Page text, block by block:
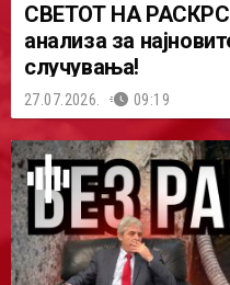
СВЕТОТ НА
анализа за
случувања!
27.07.2026. 09:19